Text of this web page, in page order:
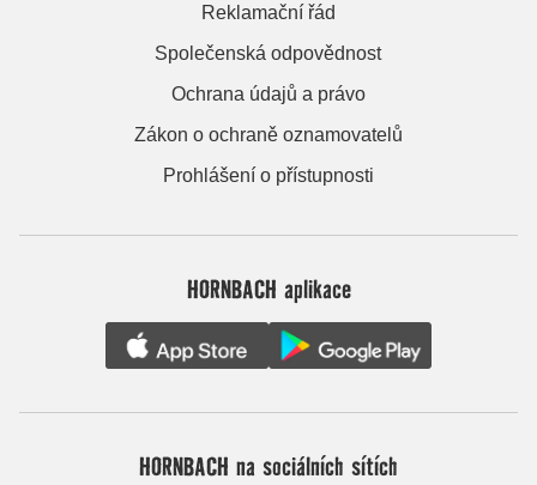
Reklamační řád
Společenská odpovědnost
Ochrana údajů a právo
Zákon o ochraně oznamovatelů
Prohlášení o přístupnosti
HORNBACH aplikace
HORNBACH na sociálních sítích